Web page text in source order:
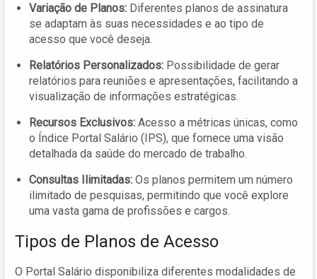
Variação de Planos: Diferentes planos de assinatura
se adaptam às suas necessidades e ao tipo de
acesso que você deseja.
Relatórios Personalizados: Possibilidade de gerar
relatórios para reuniões e apresentações, facilitando a
visualização de informações estratégicas.
Recursos Exclusivos: Acesso a métricas únicas, como
o Índice Portal Salário (IPS), que fornece uma visão
detalhada da saúde do mercado de trabalho.
Consultas Ilimitadas: Os planos permitem um número
ilimitado de pesquisas, permitindo que você explore
uma vasta gama de profissões e cargos.
Tipos de Planos de Acesso
O Portal Salário disponibiliza diferentes modalidades de